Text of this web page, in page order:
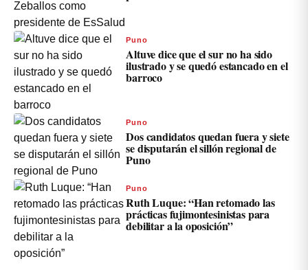
Puno
Altuve dice que el sur no ha sido
ilustrado y se quedó estancado en el
barroco
Puno
Dos candidatos quedan fuera y siete
se disputarán el sillón regional de
Puno
Puno
Ruth Luque: “Han retomado las
prácticas fujimontesinistas para
debilitar a la oposición”